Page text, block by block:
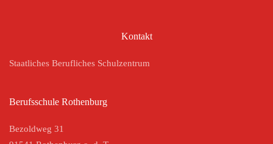
Kontakt
Staatliches Berufliches Schulzentrum
Berufsschule Rothenburg
Bezoldweg 31